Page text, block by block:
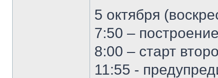
5 октября
7:50 –
8:00 – старт
11:55 -